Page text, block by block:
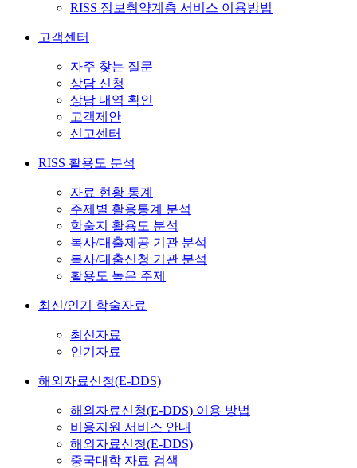
RISS 정보취약계층 서비스 이용방법
고객센터
자주 찾는 질문
상담 신청
상담 내역 확인
고객제안
신고센터
RISS 활용도 분석
자료 현황 통계
주제별 활용통계 분석
학술지 활용도 분석
복사/대출제공 기관 분석
복사/대출신청 기관 분석
활용도 높은 주제
최신/인기 학술자료
최신자료
인기자료
해외자료신청(E-DDS)
해외자료신청(E-DDS) 이용 방법
비용지원 서비스 안내
해외자료신청(E-DDS)
중국대학 자료 검색